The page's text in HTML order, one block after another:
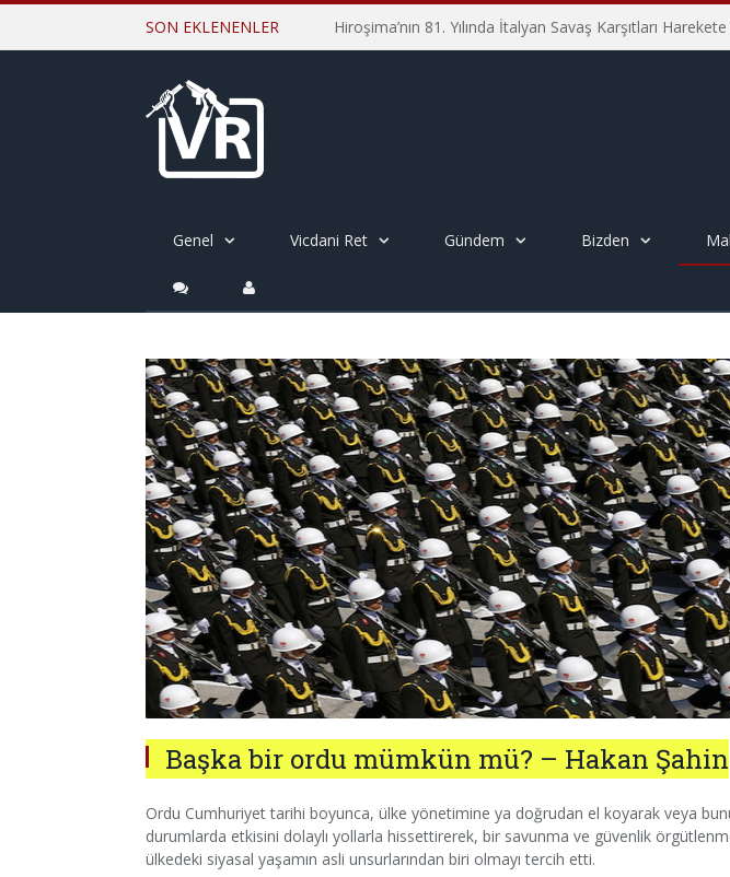
SON EKLENENLER
Genel Vicdani Ret Gündem Bizden
Başka bir ordu mümkün mü? – Hakan Şahin
Ordu Cumhuriyet tarihi boyunca, ülke yönetimine ya doğrudan el koyarak veya
durumlarda etkisini dolaylı yollarla hissettirerek, bir savunma ve güvenlik
ülkedeki siyasal yaşamın asli unsurlarından biri olmayı tercih etti.